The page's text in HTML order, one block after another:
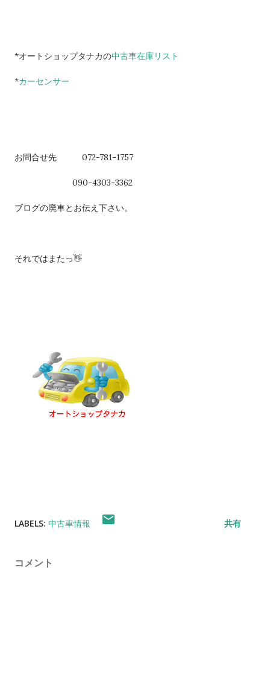
*オートショップタナカの中古車在庫リスト
*カーセンサー
お問合せ先 072-781-1757
090-4303-3362
ブログの廃車とお伝え下さい。
それではまたっ👋
LABELS: 中古車情報 共有
コメント